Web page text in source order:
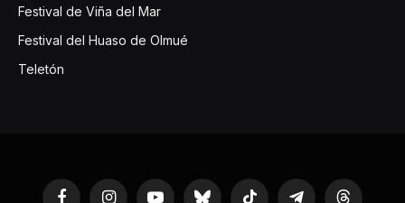
Festival de Viña del Mar
Festival del Huaso de Olmué
Teletón